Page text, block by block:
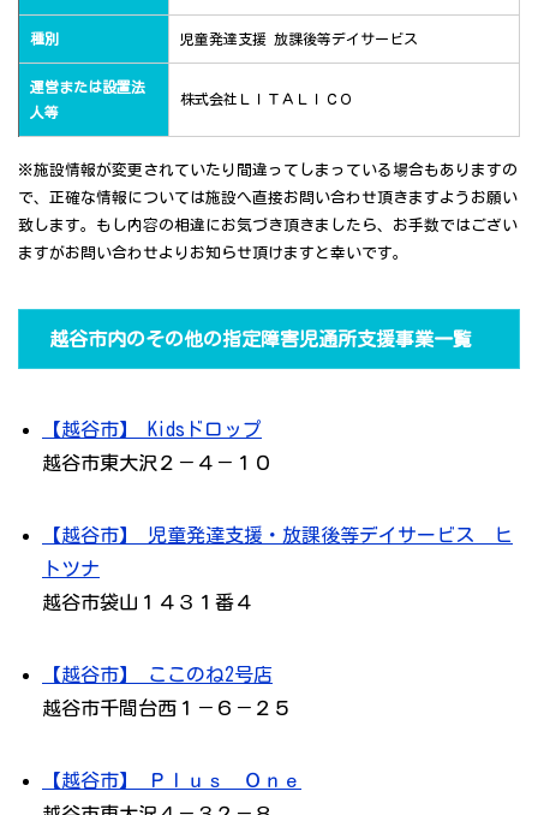
種別 児童発達支援 放課後等デイサービス
運営または設置法
人等
株式会社ＬＩＴＡＬＩＣＯ
※施設情報が変更されていたり間違ってしまっている場合もありますの
で、正確な情報については施設へ直接お問い合わせ頂きますようお願い
致します。もし内容の相違にお気づき頂きましたら、お手数ではござい
ますがお問い合わせよりお知らせ頂けますと幸いです。
越谷市内のその他の指定障害児通所支援事業一覧
【越谷市】 Kidsドロップ
越谷市東大沢２－４－１０
【越谷市】 児童発達支援・放課後等デイサービス ヒ
トツナ
越谷市袋山１４３１番４
【越谷市】 ここのね2号店
越谷市千間台西１－６－２５
【越谷市】 Ｐｌｕｓ Ｏｎｅ